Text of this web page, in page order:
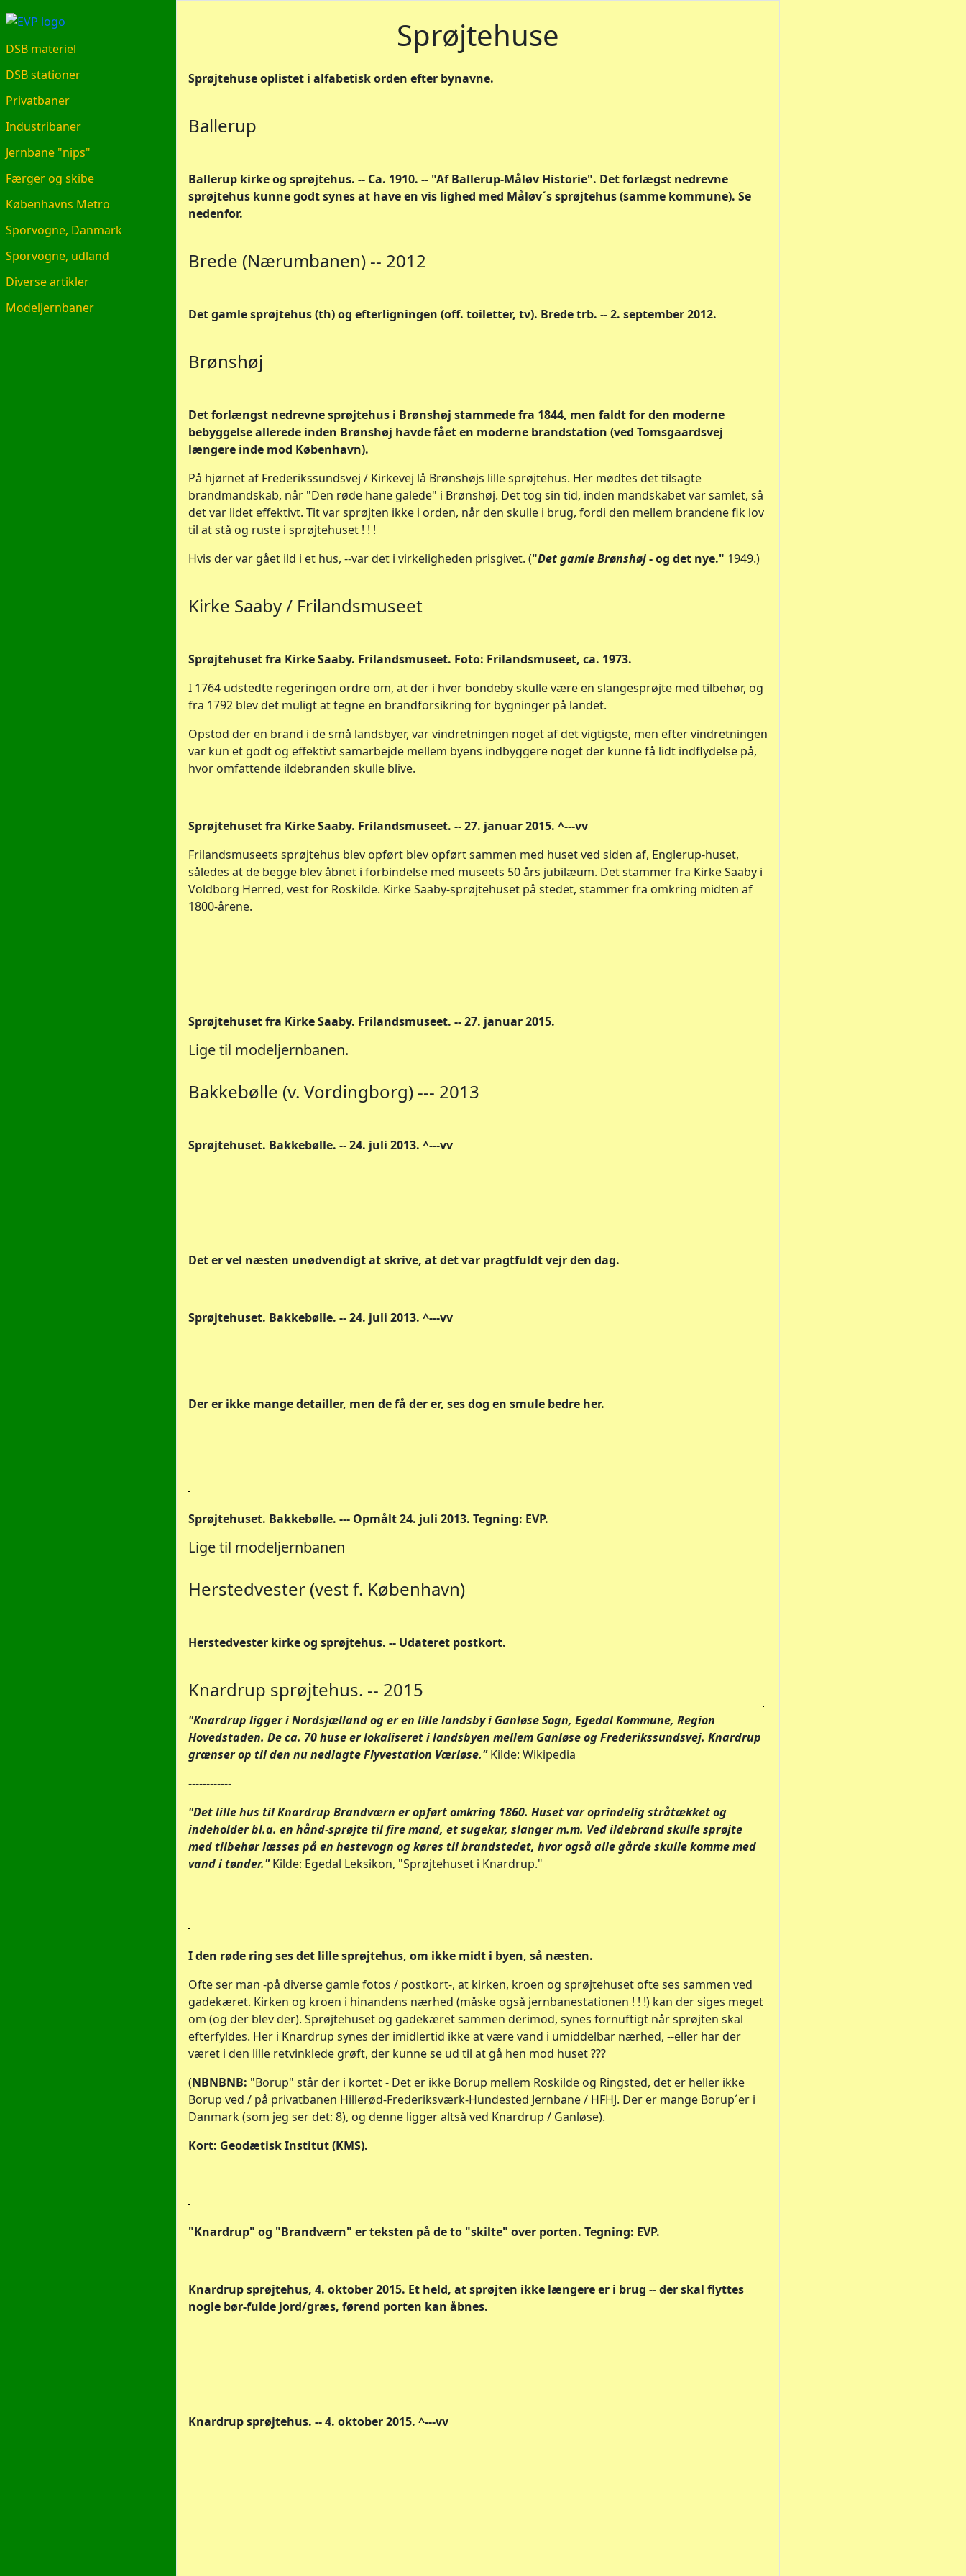
EVP.DK
DSB materiel
DSB stationer
Privatbaner
Industribaner
Jernbane "nips"
Færger og skibe
Københavns Metro
Sporvogne, Danmark
Sporvogne, udland
Diverse artikler
Modeljernbaner
Sprøjtehuse
Sprøjtehuse oplistet i alfabetisk orden efter bynavne.
Ballerup
Ballerup kirke og sprøjtehus. -- Ca. 1910. -- "Af Ballerup-Måløv Historie". Det forlægst nedrevne
sprøjtehus kunne godt synes at have en vis lighed med Måløv´s sprøjtehus (samme kommune). Se
nedenfor.
Brede (Nærumbanen) -- 2012
Det gamle sprøjtehus (th) og efterligningen (off. toiletter, tv). Brede trb. -- 2. september 2012.
Brønshøj
Det forlængst nedrevne sprøjtehus i Brønshøj stammede fra 1844, men faldt for den moderne
bebyggelse allerede inden Brønshøj havde fået en moderne brandstation (ved Tomsgaardsvej
længere inde mod København).
På hjørnet af Frederikssundsvej / Kirkevej lå Brønshøjs lille sprøjtehus. Her mødtes det tilsagte
brandmandskab, når "Den røde hane galede" i Brønshøj. Det tog sin tid, inden mandskabet var samlet, så
det var lidet effektivt. Tit var sprøjten ikke i orden, når den skulle i brug, fordi den mellem brandene fik lov
til at stå og ruste i sprøjtehuset ! ! !
Hvis der var gået ild i et hus, --var det i virkeligheden prisgivet. ("Det gamle Brønshøj- og det nye." 1949.)
Kirke Saaby / Frilandsmuseet
Sprøjtehuset fra Kirke Saaby. Frilandsmuseet. Foto: Frilandsmuseet, ca. 1973.
I 1764 udstedte regeringen ordre om, at der i hver bondeby skulle være en slangesprøjte med tilbehør, og
fra 1792 blev det muligt at tegne en brandforsikring for bygninger på landet.
Opstod der en brand i de små landsbyer, var vindretningen noget af det vigtigste, men efter vindretningen
var kun et godt og effektivt samarbejde mellem byens indbyggere noget der kunne få lidt indflydelse på,
hvor omfattende ildebranden skulle blive.
Sprøjtehuset fra Kirke Saaby. Frilandsmuseet. -- 27. januar 2015. ^---vv
Frilandsmuseets sprøjtehus blev opført blev opført sammen med huset ved siden af, Englerup-huset,
således at de begge blev åbnet i forbindelse med museets 50 års jubilæum. Det stammer fra Kirke Saaby i
Voldborg Herred, vest for Roskilde. Kirke Saaby-sprøjtehuset på stedet, stammer fra omkring midten af
1800-årene.
Sprøjtehuset fra Kirke Saaby. Frilandsmuseet. -- 27. januar 2015.
Lige til modeljernbanen.
Bakkebølle (v. Vordingborg) --- 2013
Sprøjtehuset. Bakkebølle. -- 24. juli 2013. ^---vv
Det er vel næsten unødvendigt at skrive, at det var pragtfuldt vejr den dag.
Sprøjtehuset. Bakkebølle. -- 24. juli 2013. ^---vv
Der er ikke mange detailler, men de få der er, ses dog en smule bedre her.
Sprøjtehuset. Bakkebølle. --- Opmålt 24. juli 2013. Tegning: EVP.
Lige til modeljernbanen
Herstedvester (vest f. København)
Herstedvester kirke og sprøjtehus. -- Udateret postkort.
Knardrup sprøjtehus. -- 2015
"Knardrup ligger i Nordsjælland og er en lille landsby i Ganløse Sogn, Egedal Kommune, Region
Hovedstaden. De ca. 70 huse er lokaliseret i landsbyen mellem Ganløse og Frederikssundsvej. Knardrup
grænser op til den nu nedlagte Flyvestation Værløse."Kilde: Wikipedia
------------
"Det lille hus til Knardrup Brandværn er opført omkring 1860. Huset var oprindelig stråtækket og
indeholder bl.a. en hånd-sprøjte til fire mand, et sugekar, slanger m.m. Ved ildebrand skulle sprøjte
med tilbehør læsses på en hestevogn og køres til brandstedet, hvor også alle gårde skulle komme med
vand i tønder."Kilde: Egedal Leksikon, "Sprøjtehuset i Knardrup."
I den røde ring ses det lille sprøjtehus, om ikke midt i byen, så næsten.
Ofte ser man -på diverse gamle fotos / postkort-, at kirken, kroen og sprøjtehuset ofte ses sammen ved
gadekæret. Kirken og kroen i hinandens nærhed (måske også jernbanestationen ! ! !) kan der siges meget
om (og der blev der). Sprøjtehuset og gadekæret sammen derimod, synes fornuftigt når sprøjten skal
efterfyldes. Her i Knardrup synes der imidlertid ikke at være vand i umiddelbar nærhed, --eller har der
været i den lille retvinklede grøft, der kunne se ud til at gå hen mod huset ???
(NBNBNB: "Borup" står der i kortet - Det er ikke Borup mellem Roskilde og Ringsted, det er heller ikke
Borup ved / på privatbanen Hillerød-Frederiksværk-Hundested Jernbane / HFHJ. Der er mange Borup´er i
Danmark (som jeg ser det: 8), og denne ligger altså ved Knardrup / Ganløse).
Kort: Geodætisk Institut (KMS).
"Knardrup" og "Brandværn" er teksten på de to "skilte" over porten. Tegning: EVP.
Knardrup sprøjtehus, 4. oktober 2015. Et held, at sprøjten ikke længere er i brug -- der skal flyttes
nogle bør-fulde jord/græs, førend porten kan åbnes.
Knardrup sprøjtehus. -- 4. oktober 2015. ^---vv